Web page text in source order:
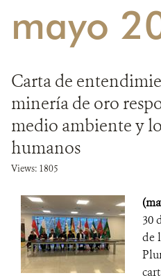
mayo
Carta de
minería de oro
medio ambiente y
humanos
Views: 1805
30
de